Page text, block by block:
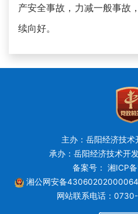
产安全事故，力减一般事故
续向好。
主办：岳阳经济技
承办：岳阳经济技术开
备案号： 湘ICP
湘公网安备
网站联系电话：